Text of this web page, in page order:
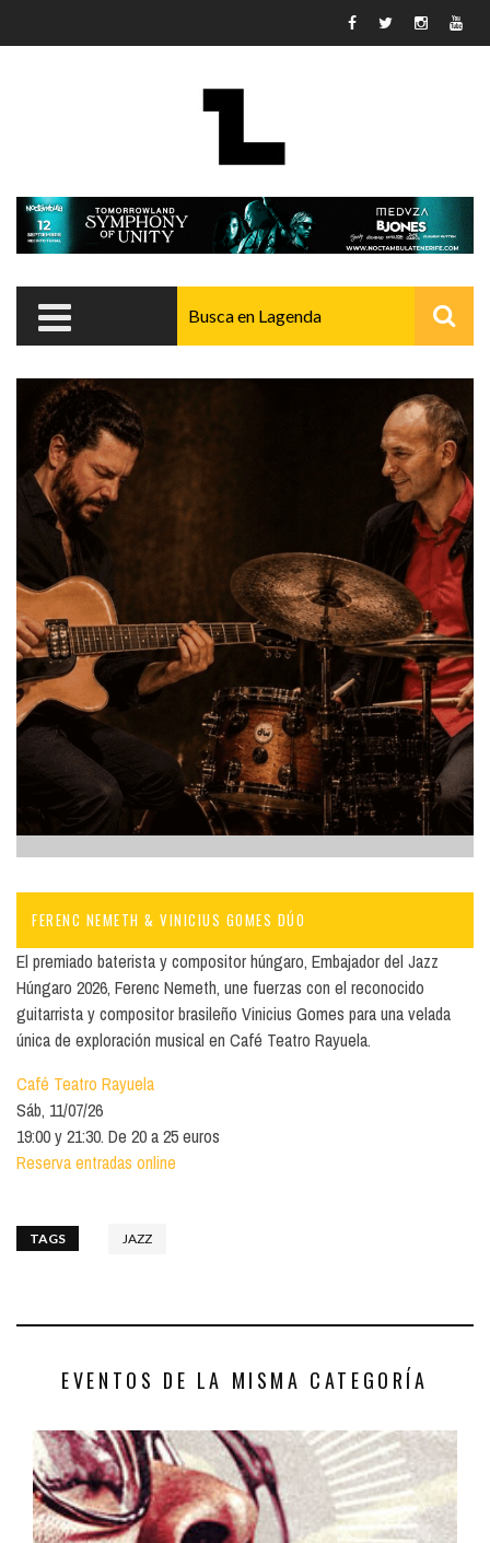
FERENC NEMETH & VINICIUS GOMES DÚO
El premiado baterista y compositor húngaro, Embajador del Jazz
Húngaro 2026, Ferenc Nemeth, une fuerzas con el reconocido
guitarrista y compositor brasileño Vinicius Gomes para una velada
única de exploración musical en Café Teatro Rayuela.
Café Teatro Rayuela
Sáb, 11/07/26
19:00 y 21:30. De 20 a 25 euros
Reserva entradas online
TAGS JAZZ
EVENTOS DE LA MISMA CATEGORÍA